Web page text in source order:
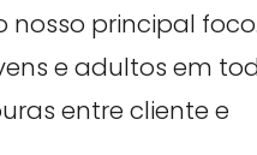
nosso principal foco.
e adultos em
entre cliente e